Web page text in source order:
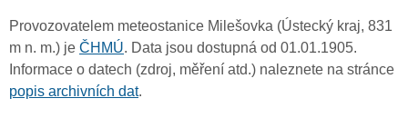
Provozovatelem meteostanice Milešovka (Ústecký kraj, 831
m n. m.) je ČHMÚ. Data jsou dostupná od 01.01.1905.
Informace o datech (zdroj, měření atd.) naleznete na stránce
popis archivních dat.